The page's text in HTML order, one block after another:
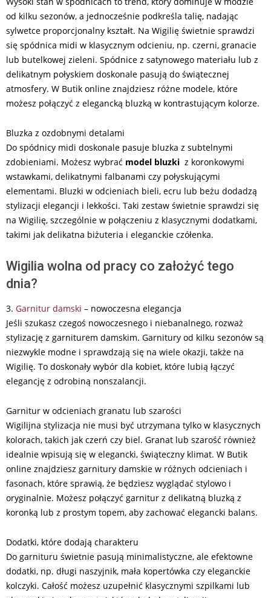
od kilku sezonów, a jednocześnie podkreśla talię, nadając
sylwetce proporcjonalny kształt. Na Wigilię świetnie sprawdzi
się spódnica midi w klasycznym odcieniu, np. czerni, granacie
lub butelkowej zieleni. Spódnice z satynowego materiału lub z
delikatnym połyskiem doskonale pasują do świątecznej
atmosfery. W Butik online znajdziesz różne modele, które
możesz połączyć z elegancką bluzką w kontrastującym kolorze.
Bluzka z ozdobnymi detalami
Do spódnicy midi doskonale pasuje bluzka z subtelnymi
zdobieniami. Możesz wybrać model bluzki z koronkowymi
wstawkami, delikatnymi falbanami czy połyskującymi
elementami. Bluzki w odcieniach bieli, ecru lub beżu dodadzą
stylizacji elegancji i lekkości. Taki zestaw świetnie sprawdzi się
na Wigilię, szczególnie w połączeniu z klasycznymi dodatkami,
takimi jak delikatna biżuteria i eleganckie czółenka.
Wigilia wolna od pracy co założyć tego
dnia?
3. Garnitur damski – nowoczesna elegancja
Jeśli szukasz czegoś nowoczesnego i niebanalnego, rozważ
stylizację z garniturem damskim. Garnitury od kilku sezonów są
niezwykle modne i sprawdzają się na wiele okazji, także na
Wigilię. To doskonały wybór dla kobiet, które lubią łączyć
elegancję z odrobiną nonszalancji.
Garnitur w odcieniach granatu lub szarości
Wigilijna stylizacja nie musi być utrzymana tylko w klasycznych
kolorach, takich jak czerń czy biel. Granat lub szarość również
idealnie wpisują się w elegancki, świąteczny klimat. W Butik
online znajdziesz garnitury damskie w różnych odcieniach i
fasonach, które sprawią, że będziesz wyglądać stylowo i
oryginalnie. Możesz połączyć garnitur z delikatną bluzką z
koronką lub z prostym topem, aby zachować elegancki balans.
Dodatki, które dodają charakteru
Do garnituru świetnie pasują minimalistyczne, ale efektowne
dodatki, np. długi naszyjnik, mała kopertówka czy eleganckie
kolczyki. Całość możesz uzupełnić klasycznymi szpilkami lub